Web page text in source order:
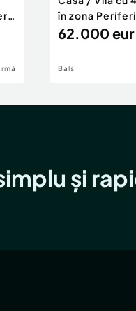
în zona
62.000 eur
Bals
și